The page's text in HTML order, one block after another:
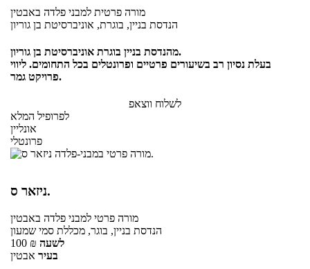
מורה פרטית למבני פלדה באבטין
הנדסת בניין, בוגרת, אוניברסיטת בן גוריון
מהנדסת בניין בוגרת אוניברסיטת בן גוריון.
בעלת נסיון רב בשיעורים פרטיים ופרונטלים בכל התחומים. ליווי
פרויקט גמר.
לשלוח ווצאפ
לפרופיל המלא
אונליין
פרונטלי
ניזאר ס.
מורה פרטי למבני פלדה באבטין
הנדסת בניין, בוגר, מכללת סמי שמעון
100 ₪ לשעה
בעיר אבטין